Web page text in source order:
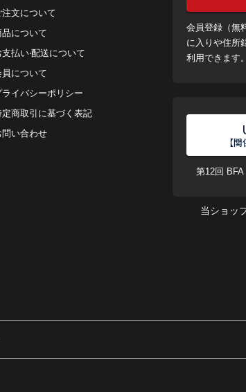
注⽂について
品について
⽀払い‧配送について
員について
ライバシーポリシー
定商取引に基づく表記
問い合わせ
会員登録（無
に入りや住所
利用できます。
【
第12回
当ショッ